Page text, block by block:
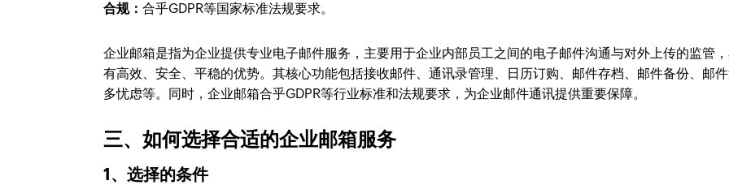
合规：合乎GDPR等国家标准法规要求。
企业邮箱是指为企业提供专业电子邮件服务，主要用于企业内部员工之间的电子邮件沟通与对外上传的监管
有高效、安全、平稳的优势。其核心功能包括接收邮件、通讯录管理、日历订购、邮件存档、邮件备份、邮
多忧虑等。同时，企业邮箱合乎GDPR等行业标准和法规要求，为企业邮件通讯提供重要保障。
三、如何选择合适的企业邮箱服务
1、选择的条件